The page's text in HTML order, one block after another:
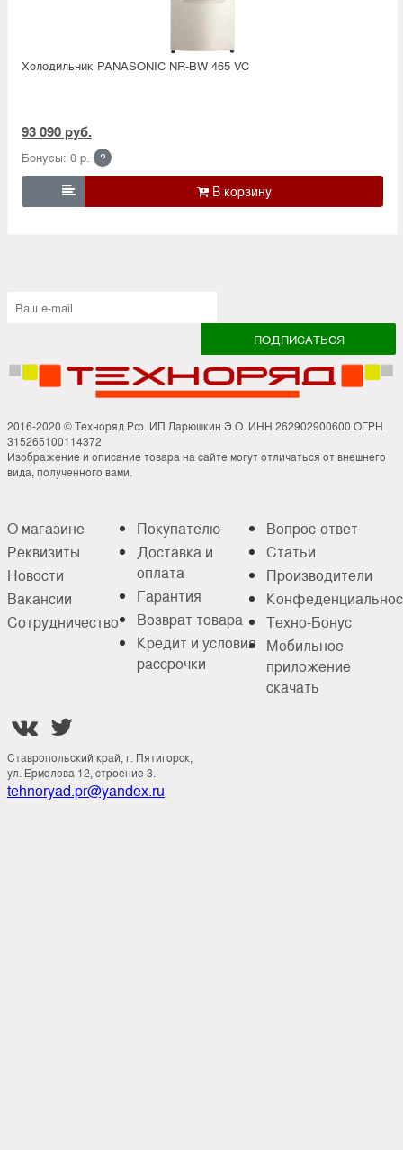
Холодильник PANASONIC NR-BW 465 VC
93 090 руб.
Бонусы: 0 р. ?

2016-2020 © Техноряд.Рф. ИП Ларюшкин Э.О. ИНН 262902900600 ОГРН
315265100114372
Изображение и описание товара на сайте могут отличаться от внешнего
вида, полученного вами.
О магазине
Реквизиты
Новости
Вакансии
Сотрудничество
Покупателю
Доставка и
оплата
Гарантия
Возврат товара
Кредит и условия
рассрочки
Вопрос-ответ
Статьи
Производители
Техно-Бонус
Мобильное
приложение
скачать
 
Ставропольский край, г. Пятигорск,
ул. Ермолова 12, строение 3.
tehnoryad.pr@yandex.ru